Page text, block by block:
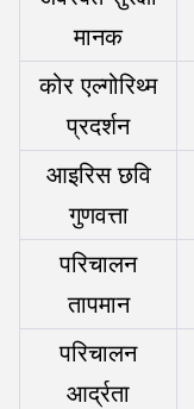
मानक
कोर एल्गोरिथ्म
प्रदर्शन
आइरिस छवि
गुणवत्ता
परिचालन
तापमान
परिचालन
आर्द्रता